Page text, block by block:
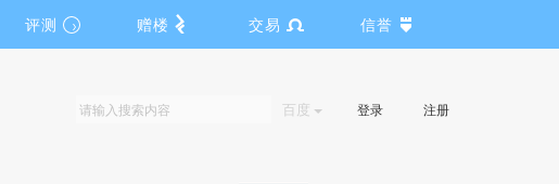
评测 赠楼 交易 信誉
百度 登录 注册